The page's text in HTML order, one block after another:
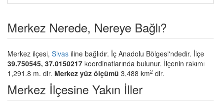
Merkez Nerede, Nereye Bağlı?
Merkez ilçesi, Sivas iline bağlıdır. İç Anadolu Bölgesi'ndedir. İlçe
39.750545, 37.0150217 koordinatlarında bulunur. İlçenin rakımı
1,291.8 m. dir. Merkez yüz ölçümü 3,488 km2 dir.
Merkez İlçesine Yakın İller